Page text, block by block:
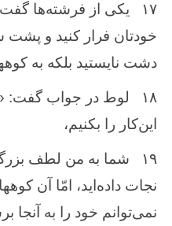
۱۷
یكی از فرشته‌ها
خودتان ‌فرار كنید و پشت
دشت‌ نایستید بلكه ‌به‌
۱۸
لوط ‌در جواب‌ گفت‌:
این‌كار را بكنیم‌،
۱۹
شما به‌ من ‌لطف‌
نجات ‌داده‌اید، امّا آن
نمی‌توانم‌ خود را به ‌آنجا